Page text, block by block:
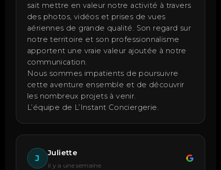
sait mettre en valeur notre activité à travers
des photos, vidéos et prises de vues
aériennes de grande qualité. Son regard sur
notre territoire et son professionnalisme
apportent une vraie valeur ajoutée à notre
communication.
Nous sommes impatients de poursuivre
cette aventure ensemble et de découvrir
les nombreux projets à venir.
L’équipe de L’Instant Conciergerie.
J
Juliette
il y a une semaine